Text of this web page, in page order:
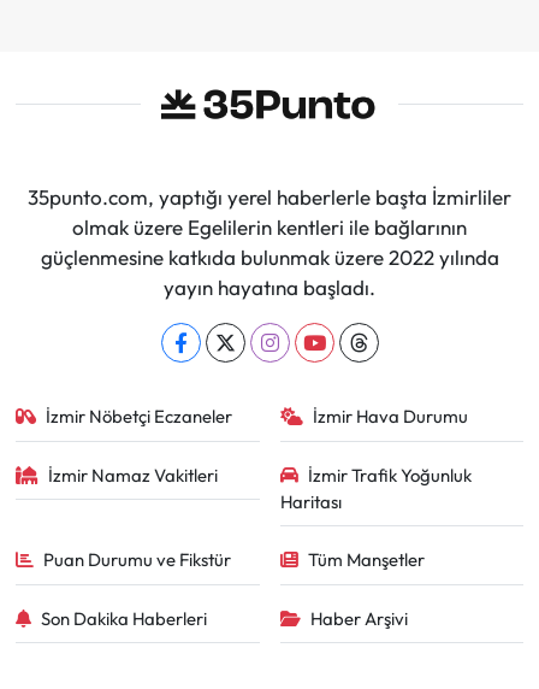
35punto.com, yaptığı yerel haberlerle başta İzmirliler
olmak üzere Egelilerin kentleri ile bağlarının
güçlenmesine katkıda bulunmak üzere 2022 yılında
yayın hayatına başladı.
İzmir Nöbetçi Eczaneler İzmir Hava Durumu
İzmir Namaz Vakitleri
İzmir Trafik Yoğunluk
Haritası
Puan Durumu ve Fikstür Tüm Manşetler
Son Dakika Haberleri Haber Arşivi